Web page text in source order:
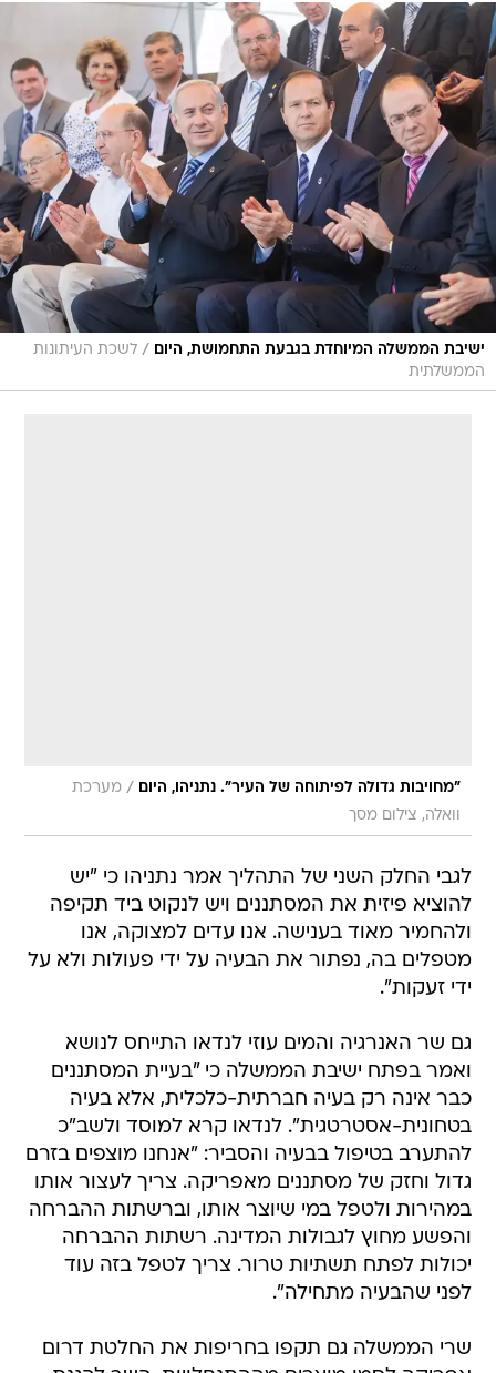
ישיבת הממשלה המיוחדת בגבעת התחמושת, היום / לשכת העיתונות
הממשלתית
"מחויבות גדולה לפיתוחה של העיר". נתניהו, היום / מערכת
וואלה, צילום מסך
לגבי החלק השני של התהליך אמר נתניהו כי "יש
להוציא פיזית את המסתננים ויש לנקוט ביד תקיפה
ולהחמיר מאוד בענישה. אנו עדים למצוקה, אנו
מטפלים בה, נפתור את הבעיה על ידי פעולות ולא על
ידי זעקות".
גם שר האנרגיה והמים עוזי לנדאו התייחס לנושא
ואמר בפתח ישיבת הממשלה כי "בעיית המסתננים
כבר אינה רק בעיה חברתית-כלכלית, אלא בעיה
בטחונית-אסטרטגית". לנדאו קרא למוסד ולשב"כ
להתערב בטיפול בבעיה והסביר: "אנחנו מוצפים בזרם
גדול וחזק של מסתננים מאפריקה. צריך לעצור אותו
במהירות ולטפל במי שיוצר אותו, וברשתות ההברחה
והפשע מחוץ לגבולות המדינה. רשתות ההברחה
יכולות לפתח תשתיות טרור. צריך לטפל בזה עוד
לפני שהבעיה מתחילה".
שרי הממשלה גם תקפו בחריפות את החלטת דרום